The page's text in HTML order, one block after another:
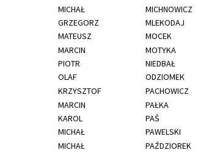
MICHAŁ
MICHNOWICZ
GRZEGORZ
MLEKODAJ
MATEUSZ
MOCEK
MARCIN
MOTYKA
PIOTR
NIEDBAŁ
OLAF
ODZIOMEK
KRZYSZTOF
PACHOWICZ
MARCIN
PAŁKA
KAROL
PAŚ
MICHAŁ
PAWELSKI
MICHAŁ
PAŹDZIOREK